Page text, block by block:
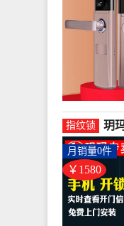
指纹锁
玥
防
纹
￥1580
月销量0件